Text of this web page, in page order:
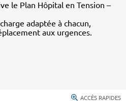
le Plan Hôpital en Tension –
adaptée à chacun,
aux urgences.
ACCÈS RAPIDES